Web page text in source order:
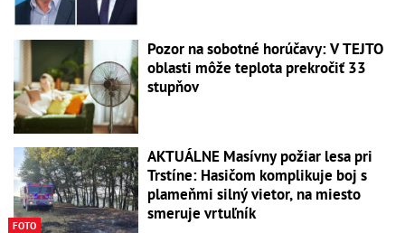
Pozor na sobotné horúčavy: V TEJTO
oblasti môže teplota prekročiť 33
stupňov
FOTO
AKTUÁLNE Masívny požiar lesa pri
Trstíne: Hasičom komplikuje boj s
plameňmi silný vietor, na miesto
smeruje vrtuľník